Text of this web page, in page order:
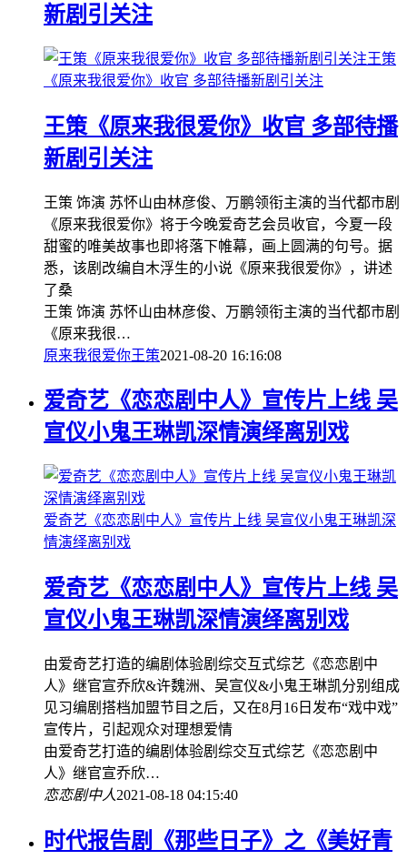
新剧引关注
王策
《原来我很爱你》收官 多部待播新剧引关注
王策《原来我很爱你》收官 多部待播
新剧引关注
王策 饰演 苏怀山由林彦俊、万鹏领衔主演的当代都市剧
《原来我很爱你》将于今晚爱奇艺会员收官，今夏一段
甜蜜的唯美故事也即将落下帷幕，画上圆满的句号。据
悉，该剧改编自木浮生的小说《原来我很爱你》，讲述
了桑
王策 饰演 苏怀山由林彦俊、万鹏领衔主演的当代都市剧
《原来我很…
原来我很爱你王策2021-08-20 16:16:08
爱奇艺《恋恋剧中人》宣传片上线 吴
宣仪小鬼王琳凯深情演绎离别戏
爱奇艺《恋恋剧中人》宣传片上线 吴宣仪小鬼王琳凯深
情演绎离别戏
爱奇艺《恋恋剧中人》宣传片上线 吴
宣仪小鬼王琳凯深情演绎离别戏
由爱奇艺打造的编剧体验剧综交互式综艺《恋恋剧中
人》继官宣乔欣&许魏洲、吴宣仪&小鬼王琳凯分别组成
见习编剧搭档加盟节目之后，又在8月16日发布“戏中戏”
宣传片，引起观众对理想爱情
由爱奇艺打造的编剧体验剧综交互式综艺《恋恋剧中
人》继官宣乔欣…
恋恋剧中人2021-08-18 04:15:40
时代报告剧《那些日子》之《美好青